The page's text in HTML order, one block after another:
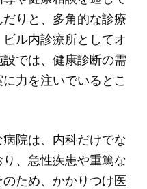
りと、多角的な診療
ル内診療所としてオ
では、健康診断の需
力を注いでいるとこ
院は、内科だけでな
、急性疾患や重篤な
ため、かかりつけ医